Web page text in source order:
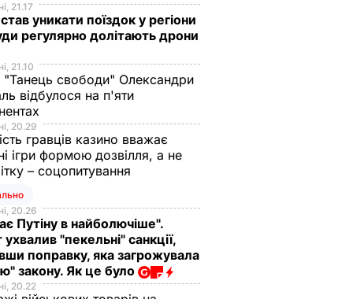
21.17
уникати поїздок у регіони
регулярно долітають дрони
21.10
"Танець свободи" Олександри
відбулося на п'яти
20.29
гравців казино вважає
ігри формою дозвілля, а не
– соцопитування
20.26
Путіну в найболючіше".
"пекельні" санкції,
поправку, яка загрожувала
закону. Як це було
20.22